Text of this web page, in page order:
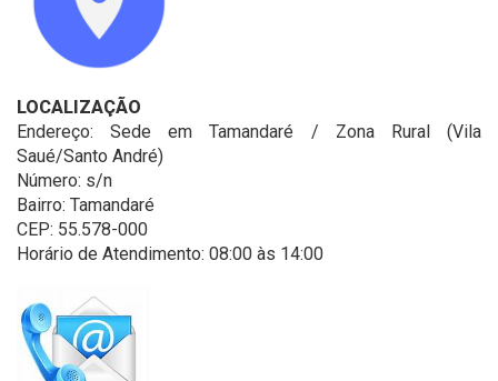
LOCALIZAÇÃO
Endereço: Sede em Tamandaré / Zona Rural (Vila
Saué/Santo André)
Número: s/n
Bairro: Tamandaré
CEP: 55.578-000
Horário de Atendimento: 08:00 às 14:00